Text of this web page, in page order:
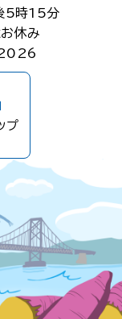
5時15分
休み
プ